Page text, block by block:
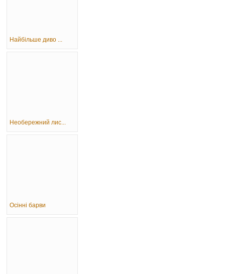
Найбільше диво ...
Необережний лис...
Осінні барви